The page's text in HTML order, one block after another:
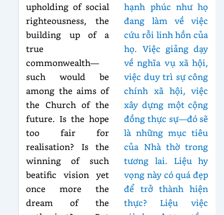
upholding of social
righteousness, the
building up of a
true
commonwealth—
such would be
among the aims of
the Church of the
future. Is the hope
too fair for
realisation? Is the
winning of such
beatific vision yet
once more the
dream of the
hạnh phúc như họ
đang làm về việc
cứu rỗi linh hồn của
họ. Việc giảng dạy
về nghĩa vụ xã hội,
việc duy trì sự công
chính xã hội, việc
xây dựng một cộng
đồng thực sự—đó sẽ
là những mục tiêu
của Nhà thờ trong
tương lai. Liệu hy
vọng này có quá đẹp
để trở thành hiện
thực? Liệu việc